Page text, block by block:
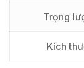
Trọng
Kích